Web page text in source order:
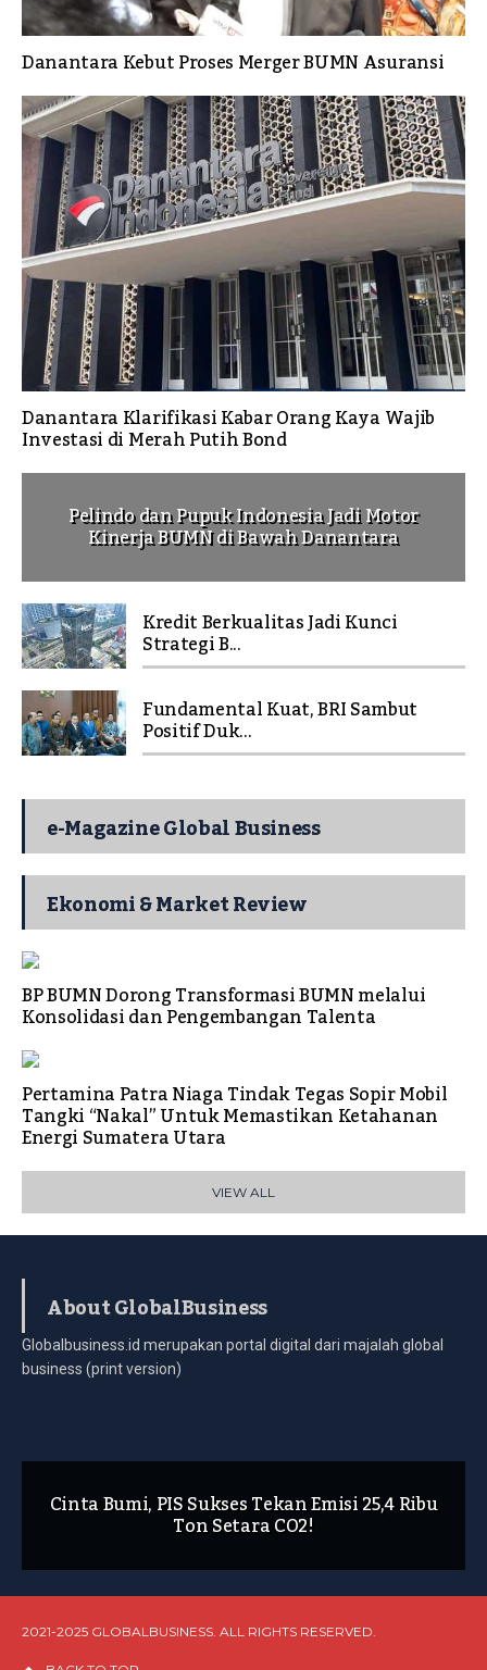
Danantara Kebut Proses Merger BUMN Asuransi
Danantara Klarifikasi Kabar Orang Kaya Wajib
Investasi di Merah Putih Bond
Pelindo dan Pupuk Indonesia Jadi Motor
Kinerja BUMN di Bawah Danantara
Kredit Berkualitas Jadi Kunci
Strategi B...
Fundamental Kuat, BRI Sambut
Positif Duk...
e-Magazine Global Business
Ekonomi & Market Review
BP BUMN Dorong Transformasi BUMN melalui
Konsolidasi dan Pengembangan Talenta
Pertamina Patra Niaga Tindak Tegas Sopir Mobil
Tangki “Nakal” Untuk Memastikan Ketahanan
Energi Sumatera Utara
VIEW ALL
About GlobalBusiness
Globalbusiness.id merupakan portal digital dari majalah global
business (print version)
Cinta Bumi, PIS Sukses Tekan Emisi 25,4 Ribu
Ton Setara CO2!
2021-2025 GLOBALBUSINESS. ALL RIGHTS RESERVED.